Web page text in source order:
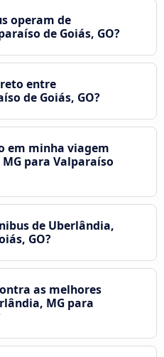
operam de
de Goiás, GO?
entre
de Goiás, GO?
em minha viagem
para Valparaíso
de Uberlândia,
GO?
as melhores
MG para